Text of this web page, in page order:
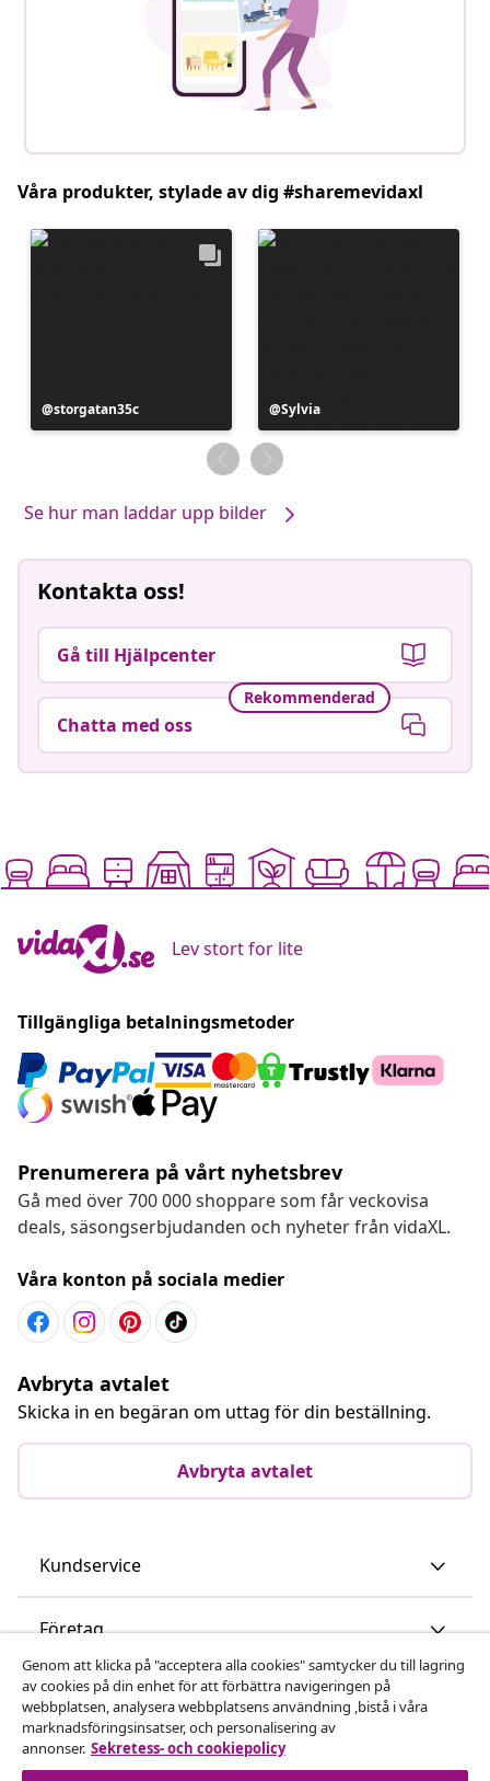
Våra produkter, stylade av dig #sharemevidaxl
Inlägg
publicerat
storgatan35c
Inlägg
publicerat
av
Sylvia
Se hur man laddar upp bilder
Kontakta oss!
Gå till Hjälpcenter
Rekommenderad
Chatta med oss
Lev stort for lite
Tillgängliga betalningsmetoder
Prenumerera på vårt nyhetsbrev
Gå med över 700 000 shoppare som får veckovisa
deals, säsongserbjudanden och nyheter från vidaXL.
Våra konton på sociala medier
Avbryta avtalet
Skicka in en begäran om uttag för din beställning.
Avbryta avtalet
Kundservice
Företag
vidaXL
Upptäck mer
Genom att klicka på "acceptera alla cookies" samtycker du till lagring
av cookies på din enhet för att förbättra navigeringen på
webbplatsen, analysera webbplatsens användning ,bistå i våra
marknadsföringsinsatser, och personalisering av
annonser. Sekretess- och cookiepolicy